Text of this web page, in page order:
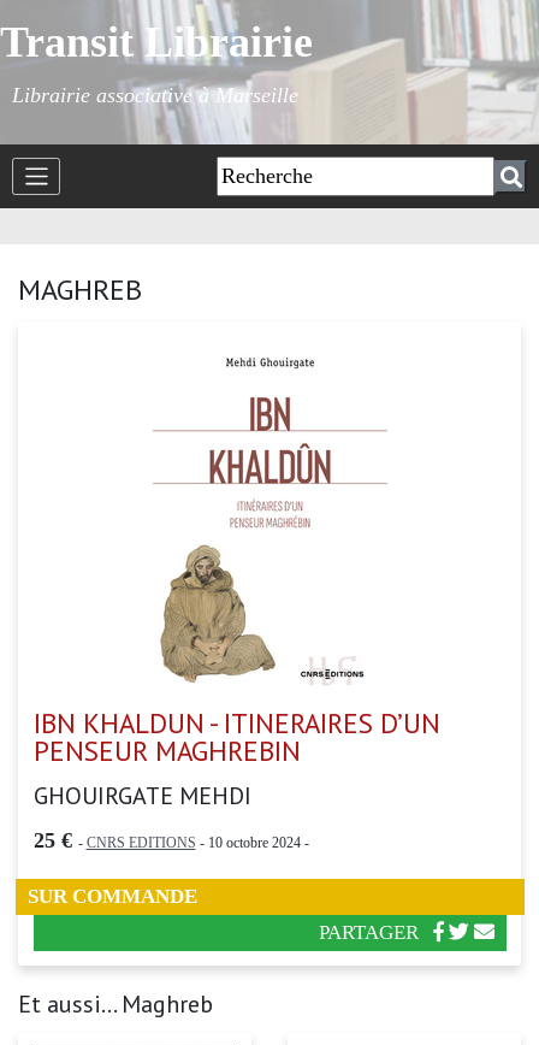
Transit Librairie
Librairie associative à Marseille
MAGHREB
IBN KHALDUN - ITINERAIRES D’UN
PENSEUR MAGHREBIN
GHOUIRGATE MEHDI
25 € - CNRS EDITIONS - 10 octobre 2024 -
SUR COMMANDE
PARTAGER
Et aussi... Maghreb